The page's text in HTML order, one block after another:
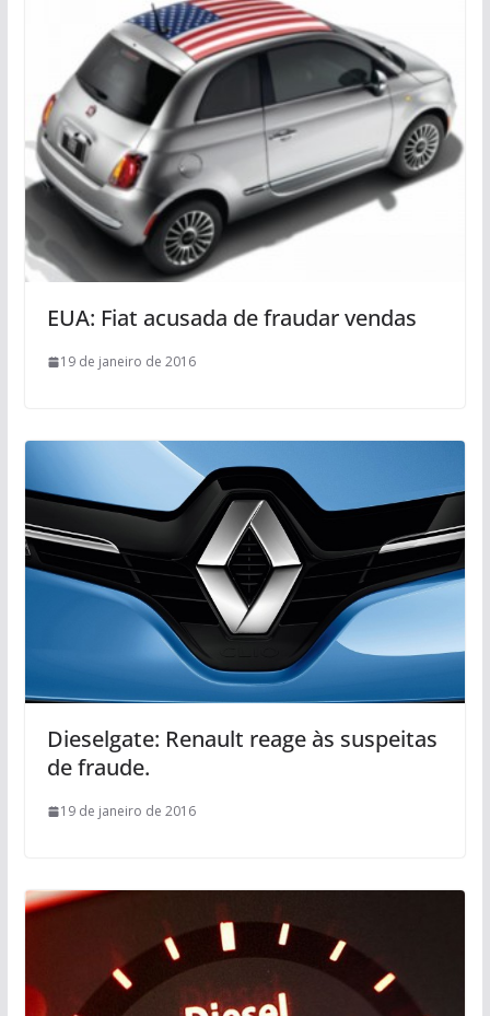
EUA: Fiat acusada de fraudar vendas
19 de janeiro de 2016
Dieselgate: Renault reage às suspeitas
de fraude.
19 de janeiro de 2016